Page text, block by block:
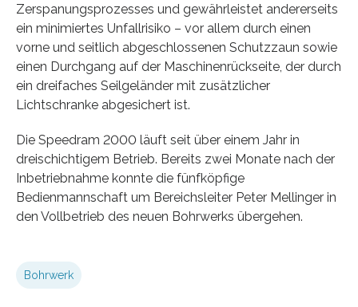
Zerspanungsprozesses und gewährleistet andererseits
ein minimiertes Unfallrisiko – vor allem durch einen
vorne und seitlich abgeschlossenen Schutzzaun sowie
einen Durchgang auf der Maschinenrückseite, der durch
ein dreifaches Seilgeländer mit zusätzlicher
Lichtschranke abgesichert ist.
Die Speedram 2000 läuft seit über einem Jahr in
dreischichtigem Betrieb. Bereits zwei Monate nach der
Inbetriebnahme konnte die fünfköpfige
Bedienmannschaft um Bereichsleiter Peter Mellinger in
den Vollbetrieb des neuen Bohrwerks übergehen.
Bohrwerk